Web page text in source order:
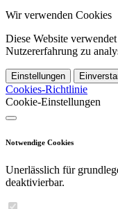
Wir verwenden Cookies
Diese Website
Nutzererfahrung zu
Einstellungen
Cookies-Richtlinie
Cookie-Einstellungen
Notwendige Cookies
Unerlässlich für
deaktivierbar.